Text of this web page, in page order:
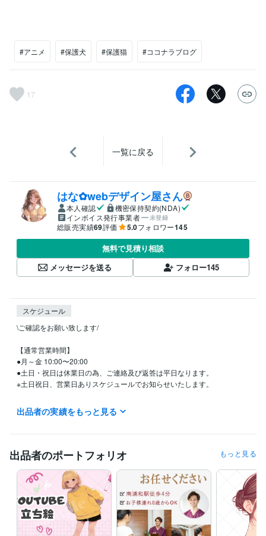
#アニメ #保護犬 #保護猫 #ココナラブログ
17
一覧に戻る
はな✿webデザイン屋さん
本人確認
機密保持契約(NDA)
インボイス発行事業者
未登録
総販売実績69評価 5.0フォロワー145
無料で見積り相談
メッセージを送る
フォロー145
スケジュール
\ご確認をお願い致します/
【通常営業時間】
●月～金 10:00〜20:00
●土日・祝日は休業日の為、ご連絡及び返答は平日なります。
※土日祝日、営業日ありスケジュールでお知らせいたします。
ご理解のほどよろしくお願いします。
※お仕事の都合やお子様の都合で↑の通常営業時間内の依頼が難しい方
●基本的には即レスを心がけておりますが、お客様対応中、深夜帯、朝方
(寝ている時間)はお返事が遅くなる事もございますが、
24時間以内にはご対応させていただきます！
ご理解のほどよろしくお願いします。
私のサービスにご興味をもっていただき
ありがとうございます！✨
出品者の実績をもっと見る
出品者のポートフォリオ もっと見る